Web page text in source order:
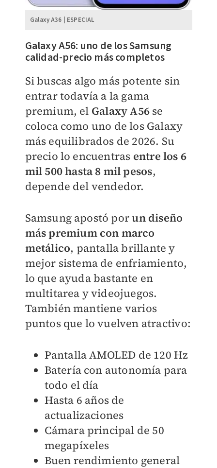
Galaxy A36 | ESPECIAL
Galaxy A56: uno de los Samsung
calidad-precio más completos
Si buscas algo más potente sin
entrar todavía a la gama
premium, el Galaxy A56se
coloca como uno de los Galaxy
más equilibrados de 2026. Su
precio lo encuentras entre los 6
mil 500 hasta 8 mil pesos,
depende del vendedor.
Samsung apostó porun diseño
más premium con marco
metálico, pantalla brillante y
mejor sistema de enfriamiento,
lo que ayuda bastante en
multitarea y videojuegos.
También mantiene varios
puntos que lo vuelven atractivo:
Pantalla AMOLED de 120 Hz
Batería con autonomía para
todo el día
Hasta 6 años de
actualizaciones
Cámara principal de 50
megapíxeles
Buen rendimiento general